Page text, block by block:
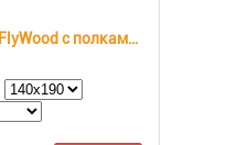
Парящая кровать FlyWood с полками (сосна)